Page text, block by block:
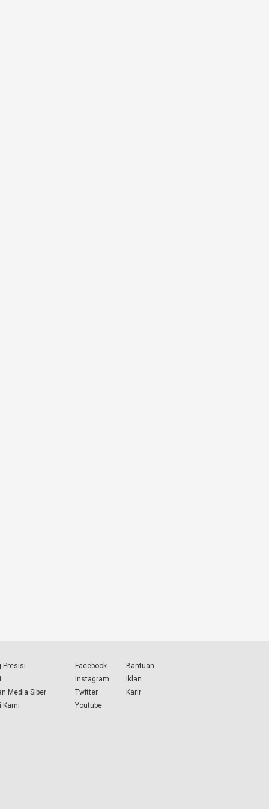
Presisi
Media Siber
Kami
Facebook
Instagram
Twitter
Youtube
Bantuan
Iklan
Karir